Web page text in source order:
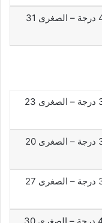
العظمى 42 درجة – الصغرى 31
العظمى 37 درجة – الصغرى 23
العظمى 30 درجة – الصغرى 20
العظمى 39 درجة – الصغرى 27